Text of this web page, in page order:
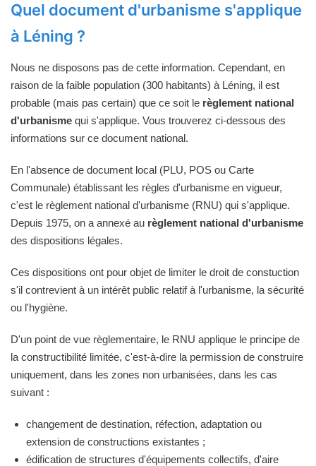
Quel document d'urbanisme s'applique
à Léning ?
Nous ne disposons pas de cette information. Cependant, en
raison de la faible population (300 habitants) à Léning, il est
probable (mais pas certain) que ce soit le règlement national
d'urbanisme qui s'applique. Vous trouverez ci-dessous des
informations sur ce document national.
En l'absence de document local (PLU, POS ou Carte
Communale) établissant les règles d'urbanisme en vigueur,
c'est le règlement national d'urbanisme (RNU) qui s'applique.
Depuis 1975, on a annexé au règlement national d'urbanisme
des dispositions légales.
Ces dispositions ont pour objet de limiter le droit de constuction
s'il contrevient à un intérêt public relatif à l'urbanisme, la sécurité
ou l'hygiène.
D'un point de vue règlementaire, le RNU applique le principe de
la constructibilité limitée, c'est-à-dire la permission de construire
uniquement, dans les zones non urbanisées, dans les cas
suivant :
changement de destination, réfection, adaptation ou
extension de constructions existantes ;
édification de structures d'équipements collectifs, d'aire